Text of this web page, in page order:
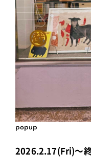
popup
2026.2.17(Fri)～